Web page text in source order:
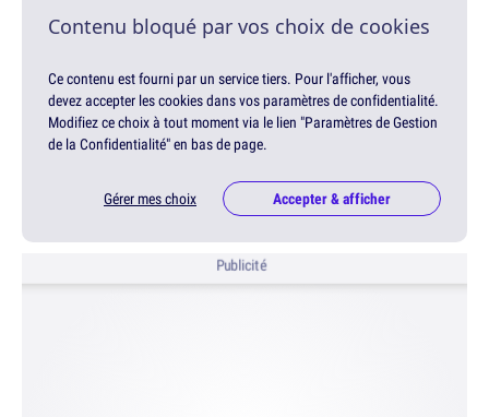
Contenu bloqué par vos choix de cookies
Ce contenu est fourni par un service tiers. Pour l'afficher, vous
devez accepter les cookies dans vos paramètres de confidentialité.
Modifiez ce choix à tout moment via le lien "Paramètres de Gestion
de la Confidentialité" en bas de page.
Gérer mes choix Accepter & afficher
Publicité